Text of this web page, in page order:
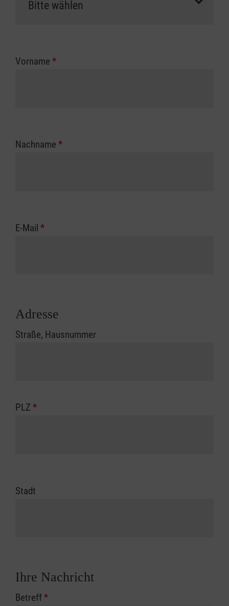
Vorname *
Nachname *
E-Mail *
Adresse
Straße, Hausnummer
PLZ *
Stadt
Ihre Nachricht
Betreff*